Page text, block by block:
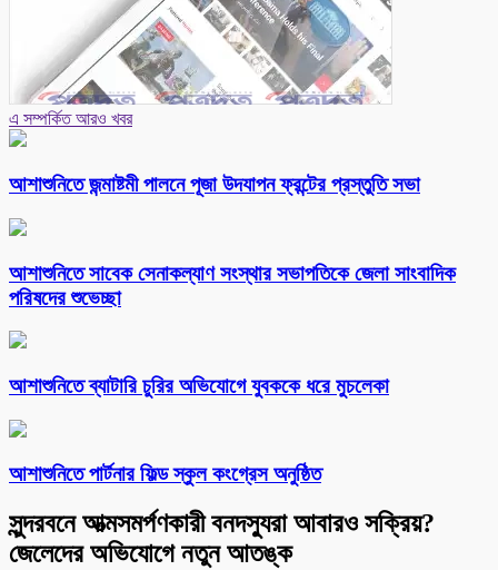
এ সম্পর্কিত আরও খবর
আশাশুনিতে জন্মাষ্টমী পালনে পূজা উদযাপন ফ্রন্টের প্রস্তুতি সভা
আশাশুনিতে সাবেক সেনাকল্যাণ সংস্থার সভাপতিকে জেলা সাংবাদিক
পরিষদের শুভেচ্ছা
আশাশুনিতে ব্যাটারি চুরির অভিযোগে যুবককে ধরে মুচলেকা
আশাশুনিতে পার্টনার ফিল্ড স্কুল কংগ্রেস অনুষ্ঠিত
সুন্দরবনে আত্মসমর্পণকারী বনদস্যুরা আবারও সক্রিয়?
জেলেদের অভিযোগে নতুন আতঙ্ক